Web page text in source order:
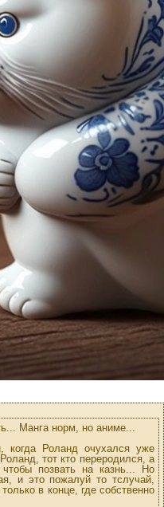
Манга норм, но аниме...
когда Роланд очухался уже
тот кто переродился, а
позвать на казнь... Но
и это пожалуй то тслучай,
в конце, где собственно